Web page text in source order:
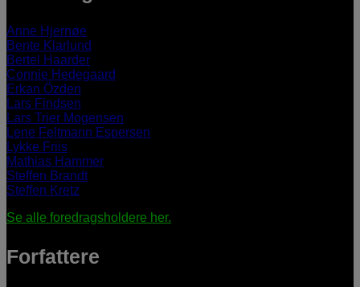
Anne Hjernøe
Bente Klarlund
Bertel Haarder
Connie Hedegaard
Erkan Özden
Lars Findsen
Lars Trier Mogensen
Lene Feltmann Espersen
Lykke Friis
Mathias Hammer
Steffen Brandt
Steffen Kretz
Se alle foredragsholdere her.
Forfattere